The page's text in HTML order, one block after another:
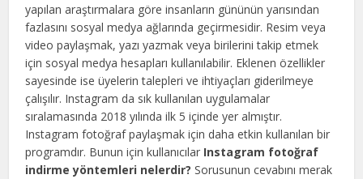
yapılan araştırmalara göre insanların gününün yarısından
fazlasını sosyal medya ağlarında geçirmesidir. Resim veya
video paylaşmak, yazı yazmak veya birilerini takip etmek
için sosyal medya hesapları kullanılabilir. Eklenen özellikler
sayesinde ise üyelerin talepleri ve ihtiyaçları giderilmeye
çalışılır. Instagram da sık kullanılan uygulamalar
sıralamasında 2018 yılında ilk 5 içinde yer almıştır.
Instagram fotoğraf paylaşmak için daha etkin kullanılan bir
programdır. Bunun için kullanıcılar Instagram fotoğraf
indirme yöntemleri nelerdir? Sorusunun cevabını merak